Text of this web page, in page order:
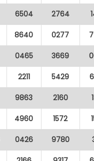
6504 2764
8640 0277
0465 3669
2211 5429
9863 2160
4960 1572
0426 9780